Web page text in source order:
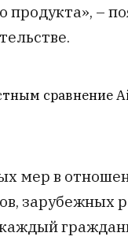
–
сравнение
мер в
зарубежных